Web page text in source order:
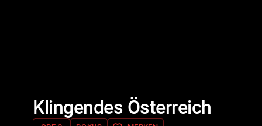
Klingendes Österreich